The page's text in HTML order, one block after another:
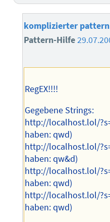
komplizierter
Pattern-Hilfe
RegEX!!!!
Gegebene Strings:
http://localhost.lol/
haben: qwd)
http://localhost.lol/
haben: qw&d)
http://localhost.lol/
haben: qwd)
http://localhost.lol/
haben: qwd)